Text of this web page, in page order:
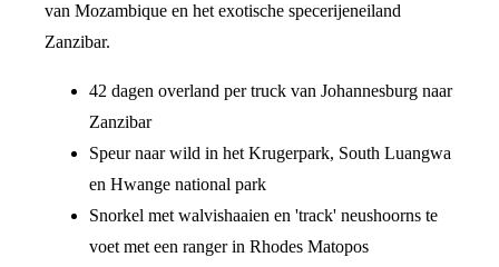
van Mozambique en het exotische specerijeneiland
Zanzibar.
42 dagen overland per truck van Johannesburg naar
Zanzibar
Speur naar wild in het Krugerpark, South Luangwa
en Hwange national park
Snorkel met walvishaaien en 'track' neushoorns te
voet met een ranger in Rhodes Matopos